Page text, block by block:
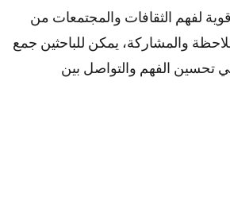
قوية لفهم الثقافات والمجتمعات من
والمشاركة، يمكن للباحثين جمع
تحسين الفهم والتواصل بين